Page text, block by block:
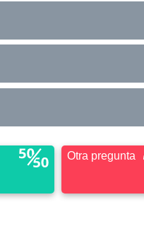
Otra pregunta